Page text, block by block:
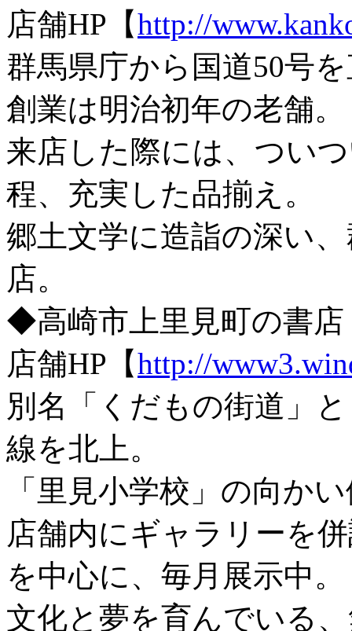
店舗HP【http://
群馬県庁から国道50号
創業は明治初年の老舗。
来店した際には、つい
程、充実した品揃え。
郷土文学に造詣の深い
店。
◆高崎市上里見町の書
店舗HP【http://
別名「くだもの街道」
線を北上。
「里見小学校」の向か
店舗内にギャラリーを
を中心に、毎月展示中。
文化と夢を育んでいる